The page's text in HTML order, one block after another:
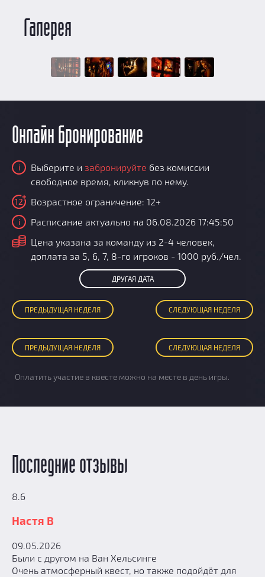
Галерея
Онлайн бронирование
i Выберите и забронируйте без комиссии
свободное время, кликнув по нему.
12 Возрастное ограничение: 12+
i Расписание актуально на 06.08.2026 17:45:50
i
Цена указана за команду из 2-4 человек,
доплата за 5, 6, 7, 8-го игроков - 1000 руб./чел.
ДРУГАЯ ДАТА
ПРЕДЫДУЩАЯ НЕДЕЛЯ СЛЕДУЮЩАЯ НЕДЕЛЯ
ПРЕДЫДУЩАЯ НЕДЕЛЯ СЛЕДУЮЩАЯ НЕДЕЛЯ
Оплатить участие в квесте можно на месте в день игры.
Последние отзывы
8.6
Настя В
09.05.2026
Были с другом на Ван Хельсинге
Очень атмосферный квест, но также подойдёт для